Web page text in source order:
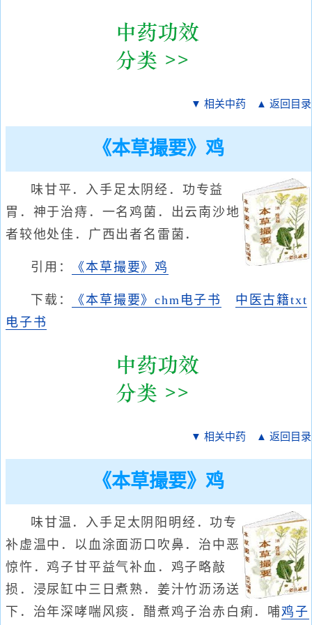
▼ 相关中药 ▲ 返回目录
《本草撮要》鸡
味甘平．入手足太阴经．功专益
胃．神于治痔．一名鸡菌．出云南沙地
者较他处佳．广西出者名雷菌．
引用： 《本草撮要》鸡
下载： 《本草撮要》chm电子书
中医古籍txt
电子书
▼ 相关中药 ▲ 返回目录
《本草撮要》鸡
味甘温．入手足太阴阳明经．功专
补虚温中．以血涂面沥口吹鼻．治中恶
惊忤．鸡子甘平益气补血．鸡子略敲
损．浸尿缸中三日煮熟．姜汁竹沥汤送
下．治年深哮喘风痰．醋煮鸡子治赤白痢．哺鸡子